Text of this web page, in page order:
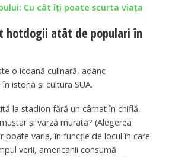
Cu cât îți poate scurta viața
hotdogii atât de populari în
o icoană culinară, adânc
istoria și cultura SUA.
la stadion fără un cârnat în chiflă,
și varză murată? (Alegerea
poate varia, în funcție de locul în care
verii, americanii consumă